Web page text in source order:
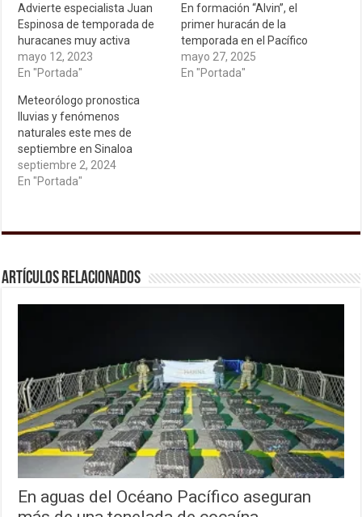
Advierte especialista Juan
Espinosa de temporada de
huracanes muy activa
mayo 12, 2023
En "Portada"
En formación “Alvin”, el
primer huracán de la
temporada en el Pacífico
mayo 27, 2025
En "Portada"
Meteorólogo pronostica
lluvias y fenómenos
naturales este mes de
septiembre en Sinaloa
septiembre 2, 2024
En "Portada"
Artículos relacionados
En aguas del Océano Pacífico aseguran